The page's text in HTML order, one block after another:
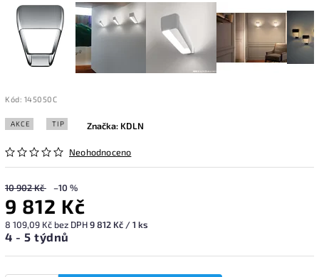
Kód: 145050C
AKCE TIP
Neohodnoceno
Značka: KDLN
10 902 Kč –10 %
9 812 Kč
8 109,09 Kč bez DPH9 812 Kč / 1 ks
4 - 5 týdnů